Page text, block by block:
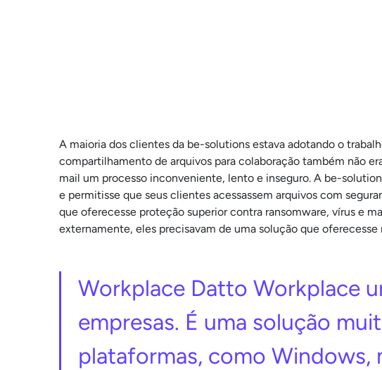
A maioria dos clientes da be-solutions estava adotando o
compartilhamento de arquivos para colaboração também não
mail um processo inconveniente, lento e inseguro. A be-
e permitisse que seus clientes acessassem arquivos com
que oferecesse proteção superior contra ransomware, vírus e
externamente, eles precisavam de uma solução que
Workplace Datto Workplace
empresas. É uma solução
plataformas, como Windows,